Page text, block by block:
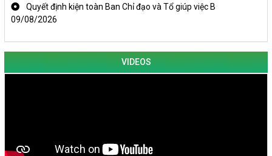
Quyết định kiện toàn Ban Chỉ đạo và Tổ giúp việc B
09/08/2026
VIDEOS
TẬP THỂ